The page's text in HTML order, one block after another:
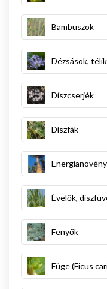
Bambuszok
Dézsások,
Díszcserjék
Díszfák
Évelők,
Fenyők
Füge (Ficus